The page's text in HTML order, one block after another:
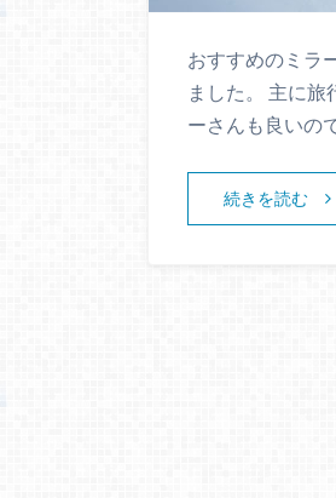
おすすめのミラ
ました。 主に
ーさんも良いの
続きを読む